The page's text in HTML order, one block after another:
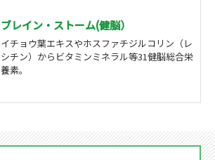
ブレイン・ストーム(健脳）
イチョウ葉エキスやホスファチジルコリン（レ
シチン）からビタミンミネラル等31健脳総合栄
養素。